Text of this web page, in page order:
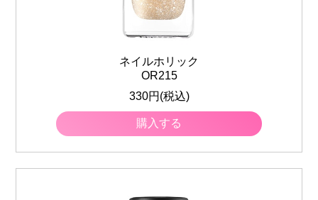
ネイルホリック
OR215
330円(税込)
購入する